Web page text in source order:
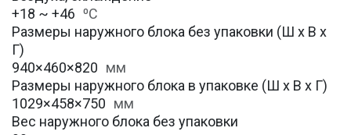
+18 ~ +46 ⁰С
Размеры наружного блока без упаковки (Ш х В х
Г)
940×460×820 мм
Размеры наружного блока в упаковке (Ш х В х Г)
1029×458×750 мм
Вес наружного блока без упаковки